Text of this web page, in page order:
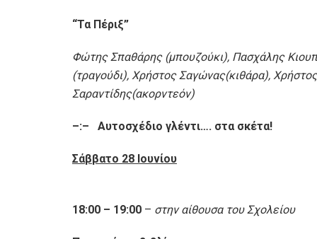
“Τα Πέριξ”
Φώτης Σπαθάρης (μπουζούκι), Πασχάλης
(τραγούδι), Χρήστος Σαγώνας(κιθάρα),
Σαραντίδης(ακορντεόν)
–:– Αυτοσχέδιο γλέντι…. στα σκέτα!
Σάββατο 28 Ιουνίου
18:00 – 19:00 – στην αίθουσα του Σχολείου